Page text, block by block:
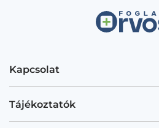
Kapcsolat
Tájékoztatók